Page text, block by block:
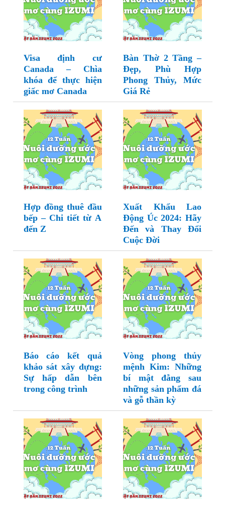
Visa định cư
Canada – Chìa
khóa để thực hiện
giấc mơ Canada
Bàn Thờ 2 Tầng –
Đẹp, Phù Hợp
Phong Thủy, Mức
Giá Rẻ
Hợp đồng thuê đầu
bếp – Chi tiết từ A
đến Z
Xuất Khẩu Lao
Động Úc 2024: Hãy
Đến và Thay Đổi
Cuộc Đời
Báo cáo kết quả
khảo sát xây dựng:
Sự hấp dẫn bên
trong công trình
Vòng phong thủy
mệnh Kim: Những
bí mật đằng sau
những sản phẩm đá
và gỗ thần kỳ